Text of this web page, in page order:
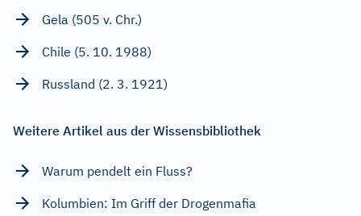
Gela (505 v. Chr.)
Chile (5. 10. 1988)
Russland (2. 3. 1921)
Weitere Artikel aus der Wissensbibliothek
Warum pendelt ein Fluss?
Kolumbien: Im Griff der Drogenmafia